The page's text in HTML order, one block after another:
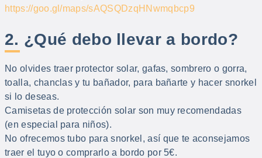
https://goo.gl/maps/sAQSQDzqHNwmqbcp9
2. ¿Qué debo llevar a bordo?
No olvides traer protector solar, gafas, sombrero o gorra,
toalla, chanclas y tu bañador, para bañarte y hacer snorkel
si lo deseas.
Camisetas de protección solar son muy recomendadas
(en especial para niños).
No ofrecemos tubo para snorkel, así que te aconsejamos
traer el tuyo o comprarlo a bordo por 5€.